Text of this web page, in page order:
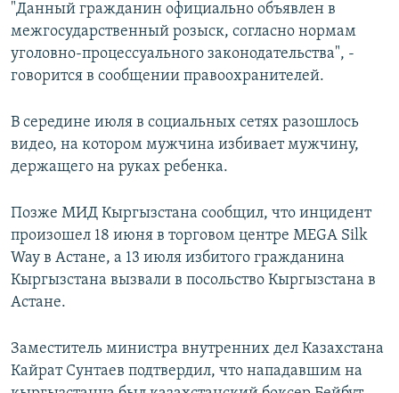
"Данный гражданин официально объявлен в
межгосударственный розыск, согласно нормам
уголовно-процессуального законодательства", -
говорится в сообщении правоохранителей.
В середине июля в социальных сетях разошлось
видео, на котором мужчина избивает мужчину,
держащего на руках ребенка.
Позже МИД Кыргызстана сообщил, что инцидент
произошел 18 июня в торговом центре MEGA Silk
Way в Астане, а 13 июля избитого гражданина
Кыргызстана вызвали в посольство Кыргызстана в
Астане.
Заместитель министра внутренних дел Казахстана
Кайрат Сунтаев подтвердил, что нападавшим на